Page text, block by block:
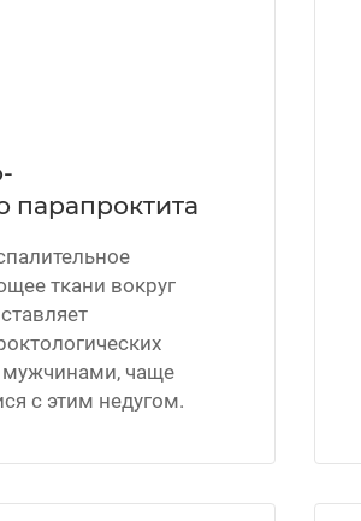
парапроктита
ткани вокруг
мужчинами, чаще
с этим недугом.